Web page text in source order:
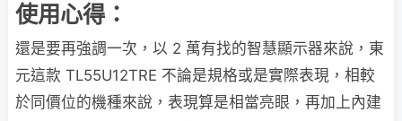
使用心得：
還是要再強調一次，以 2 萬有找的智慧顯示器來說，東
元這款 TL55U12TRE 不論是規格或是實際表現，相較
於同價位的機種來說，表現算是相當亮眼，再加上內建